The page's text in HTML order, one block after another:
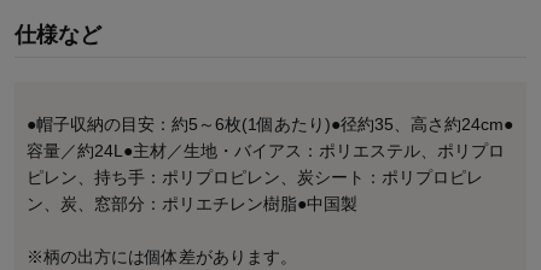
仕様など
●帽子収納の目安：約5～6枚(1個あたり)●径約35、高さ約24cm●
容量／約24L●主材／生地・バイアス：ポリエステル、ポリプロ
ピレン、持ち手：ポリプロピレン、炭シート：ポリプロピレ
ン、炭、窓部分：ポリエチレン樹脂●中国製
※柄の出方には個体差があります。